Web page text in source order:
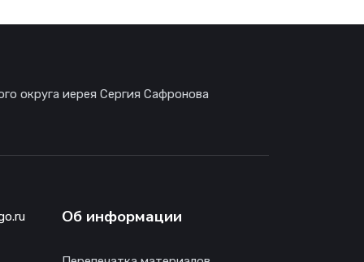
округа иерея Сергия Сафронова
Об информации